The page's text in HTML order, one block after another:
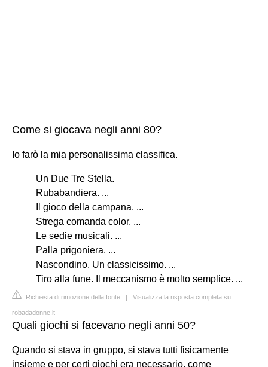
Come si giocava negli anni 80?
Io farò la mia personalissima classifica.
Un Due Tre Stella.
Rubabandiera. ...
Il gioco della campana. ...
Strega comanda color. ...
Le sedie musicali. ...
Palla prigoniera. ...
Nascondino. Un classicissimo. ...
Tiro alla fune. Il meccanismo è molto semplice. ...
Richiesta di rimozione della fonte | Visualizza la risposta completa su
robadadonne.it
Quali giochi si facevano negli anni 50?
Quando si stava in gruppo, si stava tutti fisicamente
insieme e per certi giochi era necessario, come